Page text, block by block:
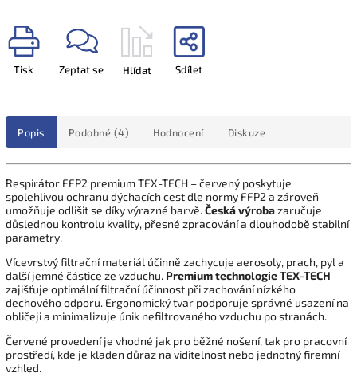
Tisk Zeptat se Hlídat Sdílet
Popis Podobné (4) Hodnocení Diskuze
Respirátor FFP2 premium TEX-TECH – červený poskytuje
spolehlivou ochranu dýchacích cest dle normy FFP2 a zároveň
umožňuje odlišit se díky výrazné barvě.Česká výrobazaručuje
důslednou kontrolu kvality, přesné zpracování a dlouhodobě stabilní
parametry.
Vícevrstvý filtrační materiál účinně zachycuje aerosoly, prach, pyl a
další jemné částice ze vzduchu. Premium technologie TEX-TECH
zajišťuje optimální filtrační účinnost při zachování nízkého
dechového odporu. Ergonomický tvar podporuje správné usazení na
obličeji a minimalizuje únik nefiltrovaného vzduchu po stranách.
Červené provedení je vhodné jak pro běžné nošení, tak pro pracovní
prostředí, kde je kladen důraz na viditelnost nebo jednotný firemní
vzhled.